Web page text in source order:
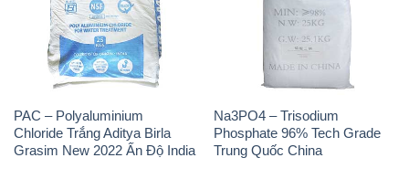
PAC – Polyaluminium
Chloride Trắng Aditya Birla
Grasim New 2022 Ấn Độ India
Na3PO4 – Trisodium
Phosphate 96% Tech Grade
Trung Quốc China